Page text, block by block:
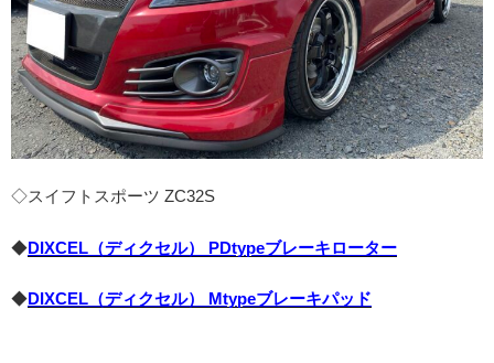
◇スイフトスポーツ ZC32S
◆DIXCEL（ディクセル） PDtypeブレーキローター
◆DIXCEL（ディクセル） Mtypeブレーキパッド